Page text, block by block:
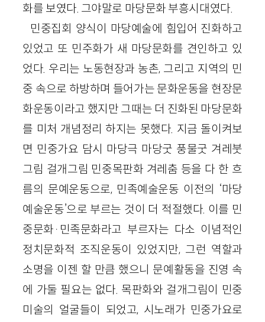
화를 보였다. 그야말로 마당문화 부흥시대였다.
민중집회 양식이 마당예술에 힘입어 진화하고
있었고 또 민주화가 새 마당문화를 견인하고 있
었다. 우리는 노동현장과 농촌, 그리고 지역의 민
중 속으로 하방하며 들어가는 문화운동을 현장문
화운동이라고 했지만 그때는 더 진화된 마당문화
를 미처 개념정리 하지는 못했다. 지금 돌이켜보
면 민중가요 담시 마당극 마당굿 풍물굿 겨레붓
그림 걸개그림 민중목판화 겨레춤 등을 다 한 흐
름의 문예운동으로, 민족예술운동 이전의 ‘마당
예술운동’으로 부르는 것이 더 적절했다. 이를 민
중문화·민족문화라고 부르자는 다소 이념적인
정치문화적 조직운동이 있었지만, 그런 역할과
소명을 이젠 할 만큼 했으니 문예활동을 진영 속
에 가둘 필요는 없다. 목판화와 걸개그림이 민중
미술의 얼굴들이 되었고, 시노래가 민중가요로